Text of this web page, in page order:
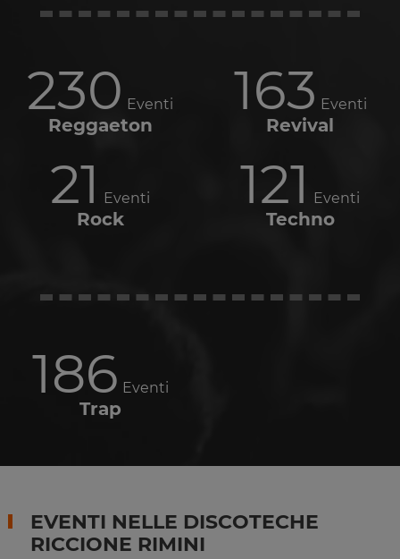
230 Eventi
Reggaeton
163 Eventi
Revival
21 Eventi
Rock
121 Eventi
Techno
186 Eventi
Trap
EVENTI NELLE DISCOTECHE
RICCIONE RIMINI